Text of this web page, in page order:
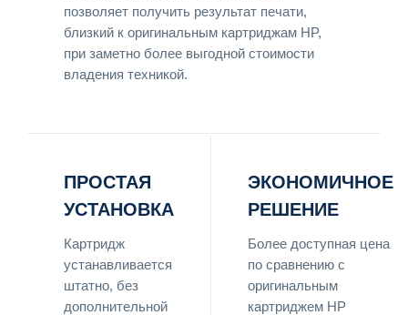
позволяет получить результат печати,
близкий к оригинальным картриджам HP,
при заметно более выгодной стоимости
владения техникой.
ПРОСТАЯ
УСТАНОВКА
Картридж
устанавливается
штатно, без
дополнительной
ЭКОНОМИЧНОЕ
РЕШЕНИЕ
Более доступная цена
по сравнению с
оригинальным
картриджем HP